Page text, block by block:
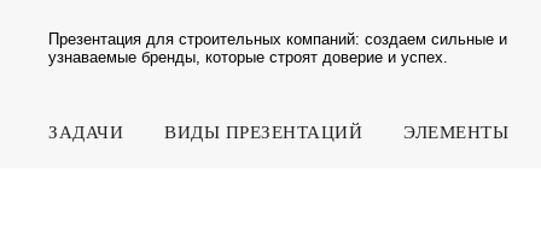
Презентация для строительных компаний: создаем сильные и
узнаваемые бренды, которые строят доверие и успех.
ЗАДАЧИ ВИДЫ ПРЕЗЕНТАЦИЙ ЭЛЕМЕНТЫ